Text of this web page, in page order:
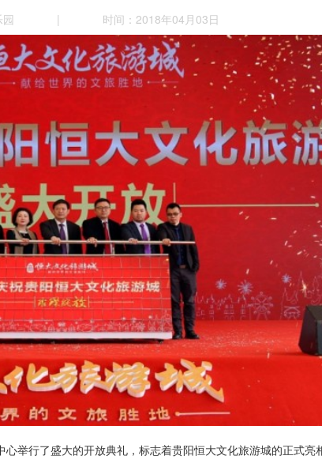
| 时间：2018年04月03日
举行了盛大的开放典礼，标志着贵阳恒大文化旅游城的正式亮